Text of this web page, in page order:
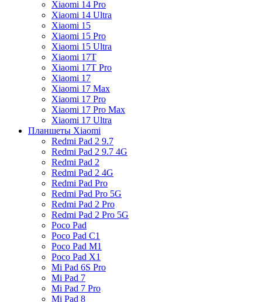
Xiaomi 14 Pro
Xiaomi 14 Ultra
Xiaomi 15
Xiaomi 15 Pro
Xiaomi 15 Ultra
Xiaomi 17T
Xiaomi 17T Pro
Xiaomi 17
Xiaomi 17 Max
Xiaomi 17 Pro
Xiaomi 17 Pro Max
Xiaomi 17 Ultra
Планшеты Xiaomi
Redmi Pad 2 9.7
Redmi Pad 2 9.7 4G
Redmi Pad 2
Redmi Pad 2 4G
Redmi Pad Pro
Redmi Pad Pro 5G
Redmi Pad 2 Pro
Redmi Pad 2 Pro 5G
Poco Pad
Poco Pad C1
Poco Pad M1
Poco Pad X1
Mi Pad 6S Pro
Mi Pad 7
Mi Pad 7 Pro
Mi Pad 8